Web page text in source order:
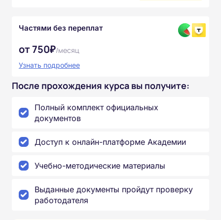
Частями без переплат
от 750₽/месяц
Узнать подробнее
После прохождения курса вы получите:
Полный комплект официальных
документов
Доступ к онлайн-платформе Академии
Учебно-методические материалы
Выданные документы пройдут проверку
работодателя